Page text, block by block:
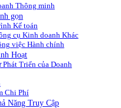
Thông minh
gọn
Kế toán
cụ Kinh doanh Khác
việc Hành chính
Hoạt
Triển của Doanh
Chi Phí
Năng Truy Cập